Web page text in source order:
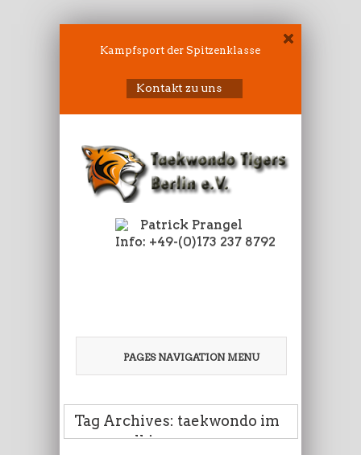
Kampfsport der Spitzenklasse
Kontakt zu uns
Patrick Prangel
Info: +49-(0)173 237 8792
PAGES NAVIGATION MENU
Tag Archives: taekwondo im
sprengelkiez